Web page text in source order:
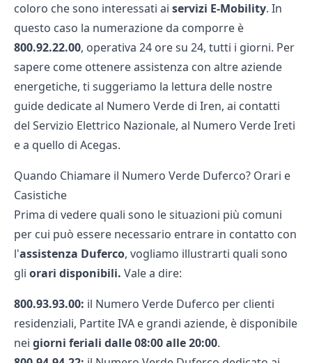
coloro che sono interessati ai servizi E-Mobility. In
questo caso la numerazione da comporre è
800.92.22.00, operativa 24 ore su 24, tutti i giorni. Per
sapere come ottenere assistenza con altre aziende
energetiche, ti suggeriamo la lettura delle nostre
guide dedicate al Numero Verde di Iren, ai contatti
del Servizio Elettrico Nazionale, al Numero Verde Ireti
e a quello di Acegas.
Quando Chiamare il Numero Verde Duferco? Orari e
Casistiche
Prima di vedere quali sono le situazioni più comuni
per cui può essere necessario entrare in contatto con
l'assistenza Duferco, vogliamo illustrarti quali sono
gli orari disponibili. Vale a dire:
800.93.93.00: il Numero Verde Duferco per clienti
residenziali, Partite IVA e grandi aziende, è disponibile
nei giorni feriali dalle 08:00 alle 20:00.